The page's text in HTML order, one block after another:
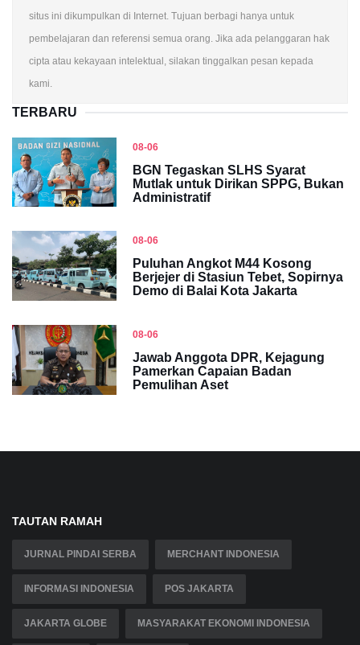
situs ini dikumpulkan di Internet. Tujuan berbagi hanya untuk
pembelajaran dan referensi semua orang. Jika ada pelanggaran hak
cipta atau kekayaan intelektual, silakan tinggalkan pesan kepada
kami.
TERBARU
08-06
BGN Tegaskan SLHS Syarat
Mutlak untuk Dirikan SPPG, Bukan
Administratif
08-06
Puluhan Angkot M44 Kosong
Berjejer di Stasiun Tebet, Sopirnya
Demo di Balai Kota Jakarta
08-06
Jawab Anggota DPR, Kejagung
Pamerkan Capaian Badan
Pemulihan Aset
TAUTAN RAMAH
JURNAL PINDAI SERBA MERCHANT INDONESIA
INFORMASI INDONESIA POS JAKARTA
JAKARTA GLOBE MASYARAKAT EKONOMI INDONESIA